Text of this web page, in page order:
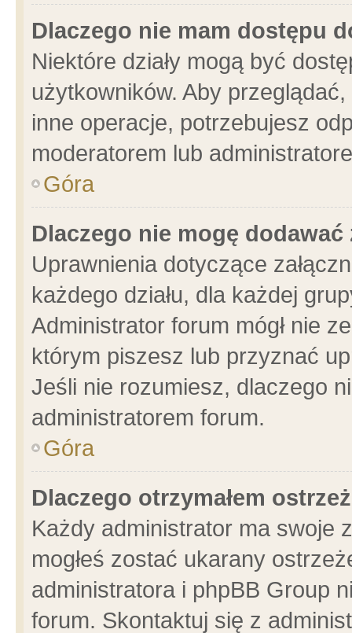
Dlaczego nie mam dostępu
Niektóre działy mogą być
użytkowników. Aby
inne operacje, potrzebujesz
moderatorem lub
Góra
Dlaczego nie mogę dodawać
Uprawnienia dotyczące
każdego działu, dla każdej
Administrator forum mógł nie
którym piszesz lub przyznać
Jeśli nie rozumiesz, dlaczego
administratorem forum.
Góra
Dlaczego otrzymałem
Każdy administrator ma swoje
mogłeś zostać ukarany
administratora i phpBB Group
forum. Skontaktuj się z